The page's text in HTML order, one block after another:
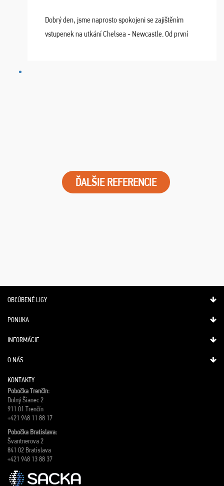
Dobrý den, jsme naprosto spokojeni se zajištěním
vstupenek na utkání Chelsea - Newcastle. Od první
ĎALŠIE REFERENCIE
OBĽÚBENÉ LIGY
PONUKA
INFORMÁCIE
O NÁS
KONTAKTY
Pobočka Trenčín:
Dolný Šianec 2
911 01 Trenčín
+421 948 11 88 17
Pobočka Bratislava:
Švantnerova 2
841 02 Bratislava
+421 948 13 88 37